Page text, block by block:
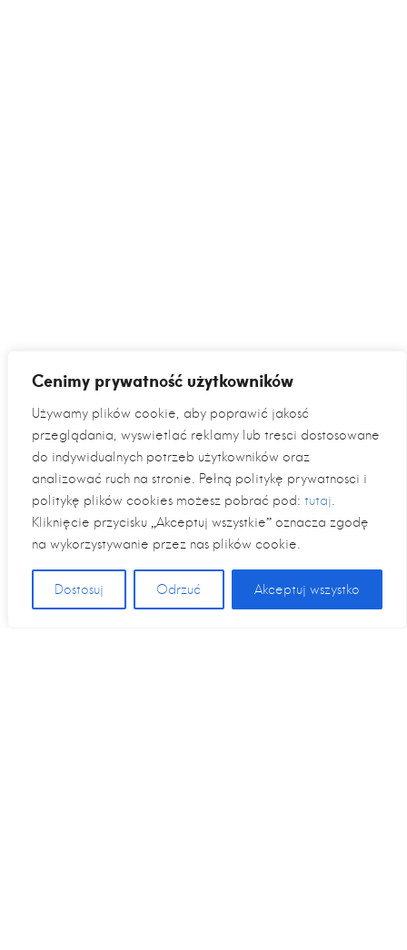
Cenimy prywatność użytkowników
Używamy plików cookie, aby poprawić jakość
przeglądania, wyświetlać reklamy lub treści dostosowane
do indywidualnych potrzeb użytkowników oraz
analizować ruch na stronie. Pełną politykę prywatności i
politykę plików cookies możesz pobrać pod: tutaj.
Kliknięcie przycisku „Akceptuj wszystkie” oznacza zgodę
na wykorzystywanie przez nas plików cookie.
Dostosuj Odrzuć Akceptuj wszystko